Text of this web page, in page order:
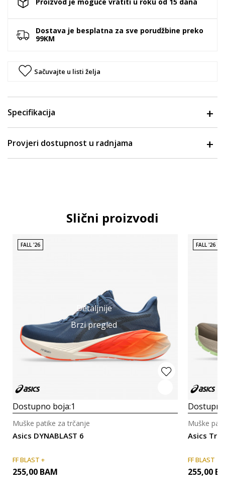
Dostava je besplatna za sve porudžbine preko
99KM
Sačuvajte u listi želja
Specifikacija
Provjeri dostupnost u radnjama
Slični proizvodi
Detaljnije
Brzi pregled
FALL '26
Dostupno boja:1
Asics DYNABLAST 6
Muške patike za trčanje
FF BLAST +
255,00 BAM
FALL '26
Asics
Muške
FF BLAST
255,00